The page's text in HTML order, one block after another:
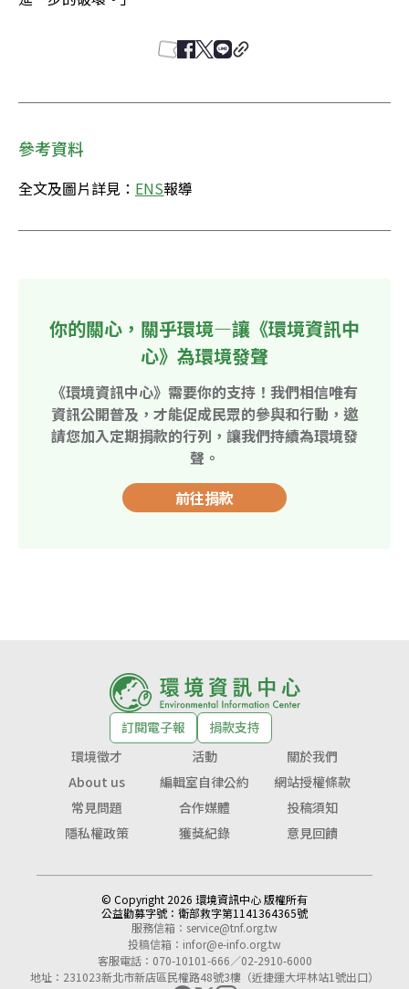
參考資料
全文及圖片詳見： ENS報導
你的關心，關乎環境—讓《環境資訊中
心》為環境發聲
《環境資訊中心》需要你的支持！我們相信唯有
資訊公開普及，才能促成民眾的參與和行動，邀
請您加入定期捐款的行列，讓我們持續為環境發
聲。
前往捐款
訂閱電子報
捐款支持
環境徵才
活動
關於我們
About us
編輯室自律公約
網站授權條款
常見問題
合作媒體
投稿須知
隱私權政策
獲獎紀錄 意見回饋
© Copyright 2026 環境資訊中心 版權所有
公益勸募字號： 衛部救字第1141364365號
服務信箱： service@tnf.org.tw
投稿信箱： infor@e-info.org.tw
客服電話：070-10101-666／02-2910-6000
地址：231023新北市新店區民權路48號3樓（近捷運大坪林站1號出口）